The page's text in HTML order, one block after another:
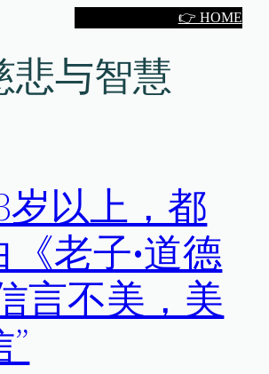
👉 HOME
悲与智慧
岁以上，都
老子•道德
言不美，美